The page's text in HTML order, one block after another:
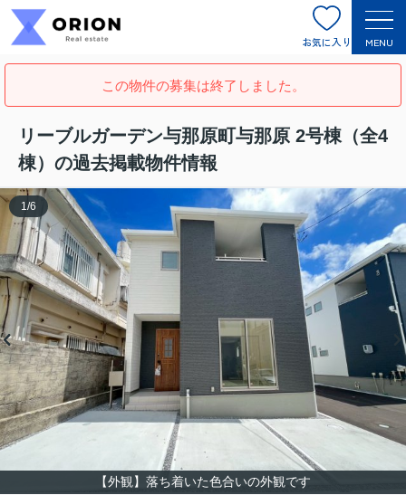
お気に入り MENU
この物件の募集は終了しました。
リーブルガーデン与那原町与那原 2号棟（全4
棟）の過去掲載物件情報
【外観】落ち着いた色合いの外観です
1 /6